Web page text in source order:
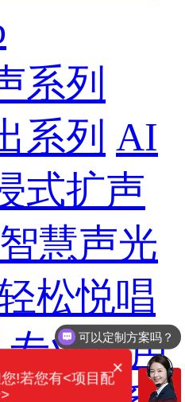
系列
系列 AI
式扩声
慧声光
松悦唱
专业扩声
可以定制方案吗？
你们电话多少？
×
!若您有<项目配